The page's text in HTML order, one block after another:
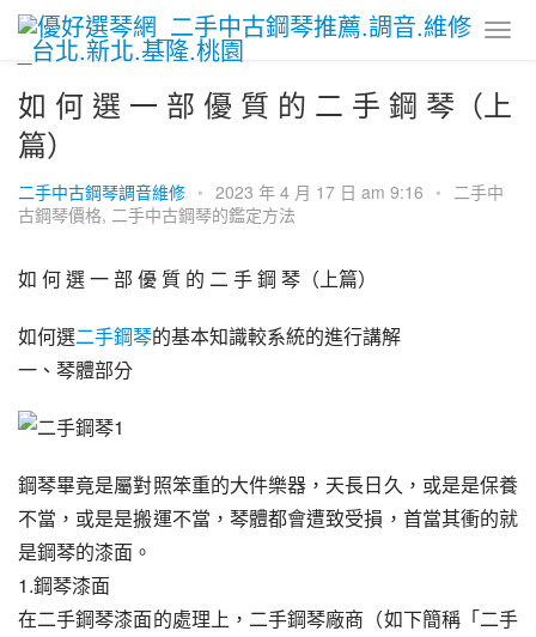
​如 何 選 一 部 優 質 的 二 手 鋼 琴（上
篇）
二手中古鋼琴調音維修 • 2023 年 4 月 17 日 am 9:16 • 二手中
古鋼琴價格, 二手中古鋼琴的鑑定方法
如 何 選 一 部 優 質 的 二 手 鋼 琴（上篇）
如何選二手鋼琴的基本知識較系統的進行講解
一、琴體部分
鋼琴畢竟是屬對照笨重的大件樂器，天長日久，或是是保養
不當，或是是搬運不當，琴體都會遭致受損，首當其衝的就
是鋼琴的漆面。
1.鋼琴漆面
在二手鋼琴漆面的處理上，二手鋼琴廠商（如下簡稱「二手